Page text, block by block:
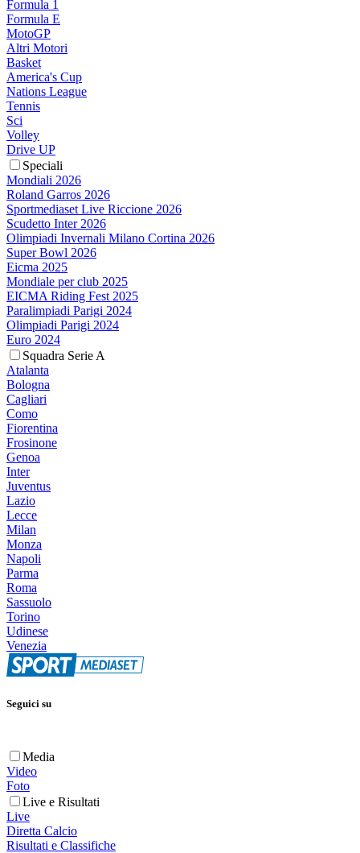
Formula 1
Formula E
MotoGP
Altri Motori
Basket
America's Cup
Nations League
Tennis
Sci
Volley
Drive UP
Speciali
Mondiali 2026
Roland Garros 2026
Sportmediaset Live Riccione 2026
Scudetto Inter 2026
Olimpiadi Invernali Milano Cortina 2026
Super Bowl 2026
Eicma 2025
Mondiale per club 2025
EICMA Riding Fest 2025
Paralimpiadi Parigi 2024
Olimpiadi Parigi 2024
Euro 2024
Squadra Serie A
Atalanta
Bologna
Cagliari
Como
Fiorentina
Frosinone
Genoa
Inter
Juventus
Lazio
Lecce
Milan
Monza
Napoli
Parma
Roma
Sassuolo
Torino
Udinese
Venezia
Seguici su
Media
Video
Foto
Live e Risultati
Live
Diretta Calcio
Risultati e Classifiche